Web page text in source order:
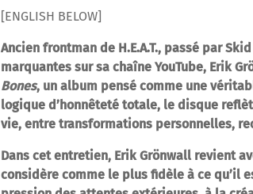
[ENGLISH BELOW]
Ancien frontman de H.E.A.T., passé par
marquantes sur sa chaîne YouTube, Erik
Bones, un album pensé comme une
logique d’honnêteté totale, le disque
vie, entre transformations personnelles,
Dans cet entretien, Erik Grönwall revient
considère comme le plus fidèle à ce qu’il